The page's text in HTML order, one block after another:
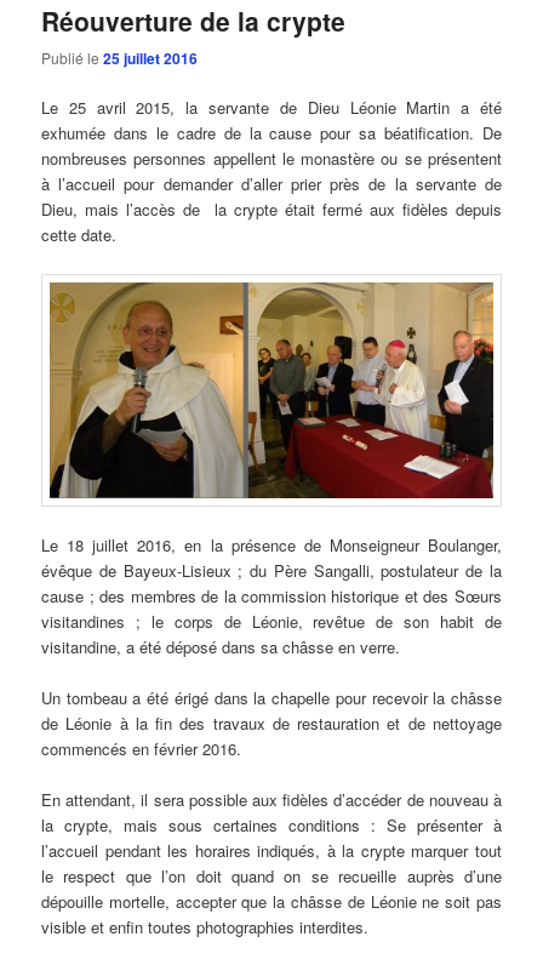
Réouverture de la crypte
Publié le25 juillet 2016
Le 25 avril 2015, la servante de Dieu Léonie Martin a été
exhumée dans le cadre de la cause pour sa béatification. De
nombreuses personnes appellent le monastère ou se présentent
à l’accueil pour demander d’aller prier près de la servante de
Dieu, mais l’accès de la crypte était fermé aux fidèles depuis
cette date.
Le 18 juillet 2016, en la présence de Monseigneur Boulanger,
évêque de Bayeux-Lisieux ; du Père Sangalli, postulateur de la
cause ; des membres de la commission historique et des Sœurs
visitandines ; le corps de Léonie, revêtue de son habit de
visitandine, a été déposé dans sa châsse en verre.
Un tombeau a été érigé dans la chapelle pour recevoir la châsse
de Léonie à la fin des travaux de restauration et de nettoyage
commencés en février 2016.
En attendant, il sera possible aux fidèles d’accéder de nouveau à
la crypte, mais sous certaines conditions : Se présenter à
l’accueil pendant les horaires indiqués, à la crypte marquer tout
le respect que l’on doit quand on se recueille auprès d’une
dépouille mortelle, accepter que la châsse de Léonie ne soit pas
visible et enfin toutes photographies interdites.